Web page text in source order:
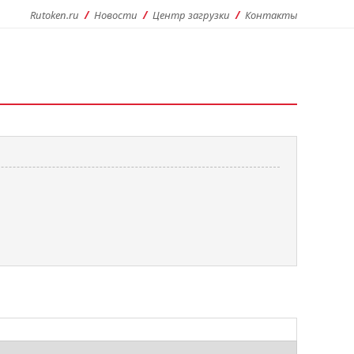
Rutoken.ru Новости Центр загрузки Контакты